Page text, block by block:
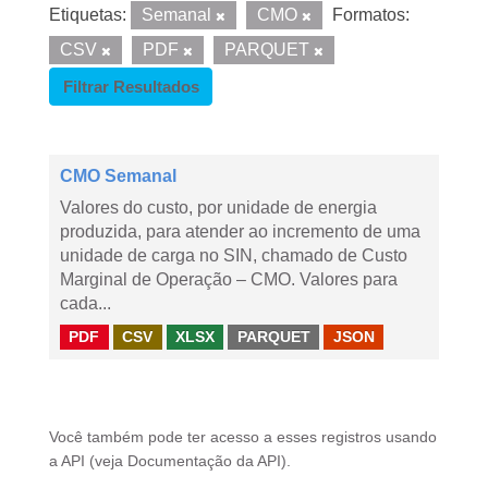
Etiquetas: Semanal CMO
Formatos:
CSV
PDF
PARQUET
Filtrar Resultados
CMO Semanal
Valores do custo, por unidade de energia
produzida, para atender ao incremento de uma
unidade de carga no SIN, chamado de Custo
Marginal de Operação – CMO. Valores para
cada...
PDF CSV XLSX PARQUET JSON
Você também pode ter acesso a esses registros usando
a API (veja Documentação da API ).